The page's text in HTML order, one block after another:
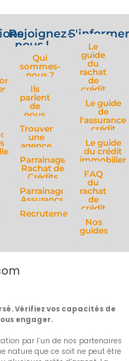
Rejoignez-
nous !
Qui
sommes-
nous ?
Ils
parlent
de
nous
Trouver
une
agence
Parrainage
Rachat de
Crédits
Parrainage
Assurance
Recrutement
Le
guide
du
rachat
de
crédit
Le guide
de
l'assurance
crédit
Le guide
du crédit
immobilier
FAQ
du
rachat
de
crédit
Nos
guides
Vérifiez vos capacités de
engager.
par l’un de nos partenaires
nature que ce soit ne peut être